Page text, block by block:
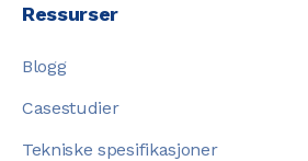
Ressurser
Blogg
Casestudier
Tekniske spesifikasjoner